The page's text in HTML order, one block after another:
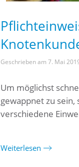
Geschrieben am 7. Mai
Um möglichst
gewappnet zu
verschiedene
Weiterlesen